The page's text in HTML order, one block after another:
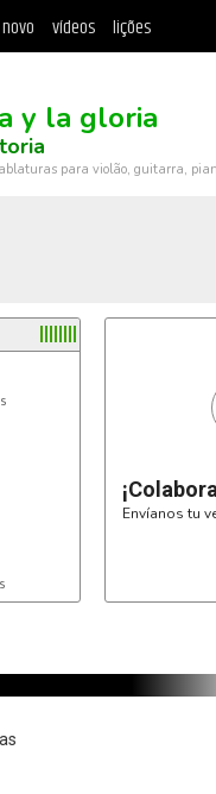
vídeos lições
y la gloria
para violão, guitarra,
Envíanos tu